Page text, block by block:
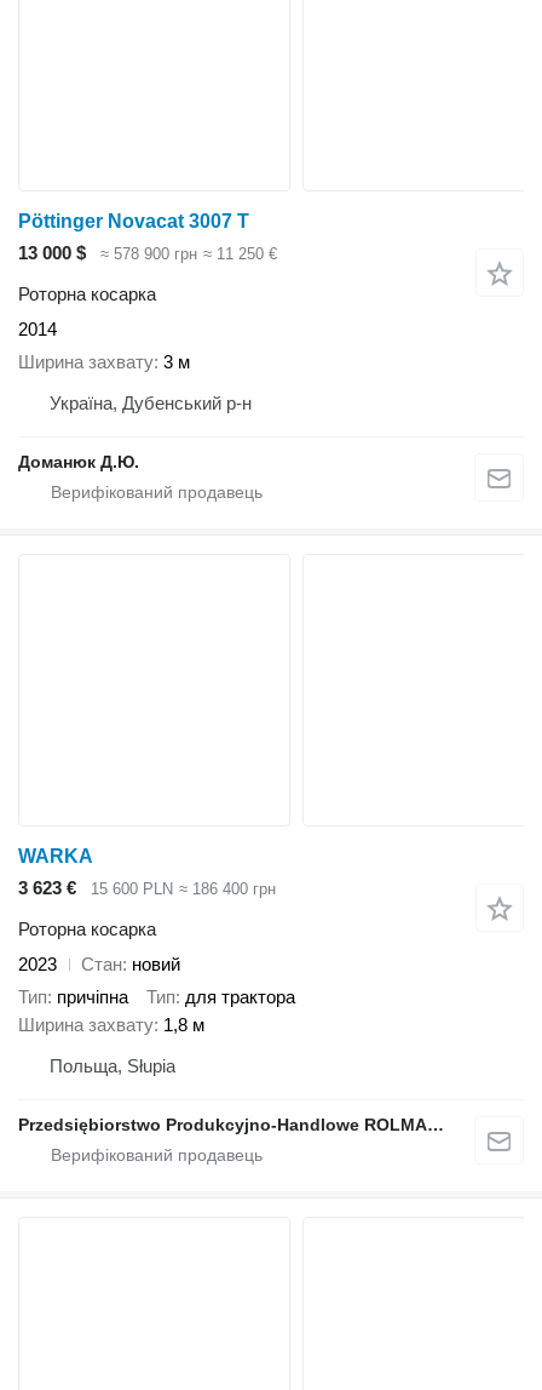
Pöttinger Novacat 3007 T
13 000 $
≈ 578 900 грн ≈ 11 250 €
Роторна косарка
2014
Ширина захвату 3 м
Україна, Дубенський р-н
Доманюк Д.Ю.
WARKA
3 623 €
15 600 PLN ≈ 186 400 грн
Роторна косарка
2023
Стан новий
Тип причіпна Тип для трактора
Ширина захвату 1,8 м
Польща, Słupia
Przedsiębiorstwo Produkcyjno-Handlowe ROLMAPOL Marcin Dziekan